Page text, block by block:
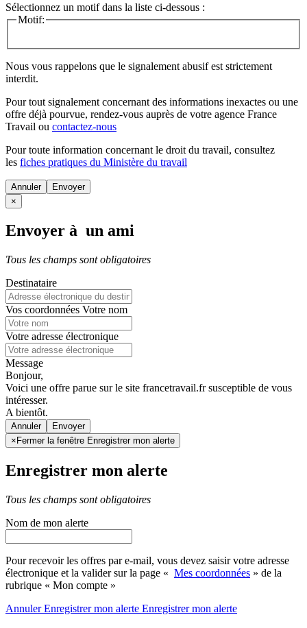
Sélectionnez un motif dans la liste ci-dessous :
Motif:
Nous vous rappelons que le signalement abusif est strictement
interdit.
Pour tout signalement concernant des informations inexactes ou une
offre déjà pourvue, rendez-vous auprès de votre agence France
Travail ou contactez-nous
Pour toute information concernant le droit du travail, consultez
les fiches pratiques du Ministère du travail
Annuler
×
Envoyer à un ami
Tous les champs sont obligatoires
Destinataire
Vos coordonnées Votre nom
Votre adresse électronique
Message
Bonjour,
Voici une offre parue sur le site francetravail.fr susceptible de vous
intéresser.
A bientôt.
Annuler
× Fermer la fenêtre Enregistrer mon alerte
Enregistrer mon alerte
Tous les champs sont obligatoires
Nom de mon alerte
Pour recevoir les offres par e-mail, vous devez saisir votre adresse
électronique et la valider sur la page « Mes coordonnées » de la
rubrique « Mon compte »
AnnulerEnregistrer mon alerte Enregistrermon alerte